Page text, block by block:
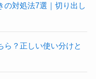
の対処法7選｜切り出し
ら？正しい使い分けと